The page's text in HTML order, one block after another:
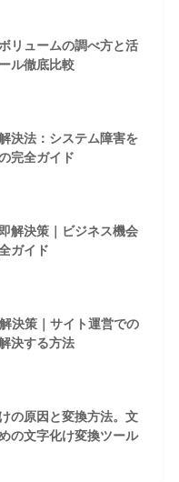
リュームの調べ方と活
ル徹底比較
決法：システム障害を
完全ガイド
解決策｜ビジネス機会
ガイド
決策｜サイト運営での
決する方法
の原因と変換方法。文
の文字化け変換ツール